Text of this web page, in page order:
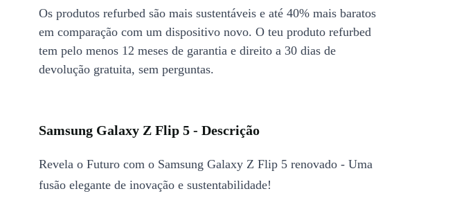
Os produtos refurbed são mais sustentáveis e até 40% mais baratos
em comparação com um dispositivo novo. O teu produto refurbed
tem pelo menos 12 meses de garantia e direito a 30 dias de
devolução gratuita, sem perguntas.
Samsung Galaxy Z Flip 5 - Descrição
Revela o Futuro com o Samsung Galaxy Z Flip 5 renovado - Uma
fusão elegante de inovação e sustentabilidade!